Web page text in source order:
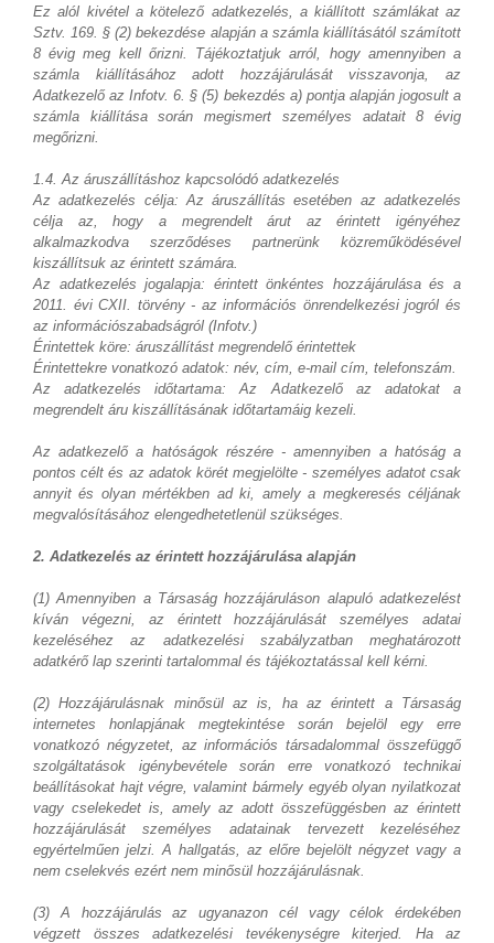
Ez alól kivétel a kötelező adatkezelés, a kiállított számlákat az
Sztv. 169. § (2) bekezdése alapján a számla kiállításától számított
8 évig meg kell őrizni. Tájékoztatjuk arról, hogy amennyiben a
számla kiállításához adott hozzájárulását visszavonja, az
Adatkezelő az Infotv. 6. § (5) bekezdés a) pontja alapján jogosult a
számla kiállítása során megismert személyes adatait 8 évig
megőrizni.
1.4. Az áruszállításhoz kapcsolódó adatkezelés
Az adatkezelés célja: Az áruszállítás esetében az adatkezelés
célja az, hogy a megrendelt árut az érintett igényéhez
alkalmazkodva szerződéses partnerünk közreműködésével
kiszállítsuk az érintett számára.
Az adatkezelés jogalapja: érintett önkéntes hozzájárulása és a
2011. évi CXII. törvény - az információs önrendelkezési jogról és
az információszabadságról (Infotv.)
Érintettek köre: áruszállítást megrendelő érintettek
Érintettekre vonatkozó adatok: név, cím, e-mail cím, telefonszám.
Az adatkezelés időtartama: Az Adatkezelő az adatokat a
megrendelt áru kiszállításának időtartamáig kezeli.
Az adatkezelő a hatóságok részére - amennyiben a hatóság a
pontos célt és az adatok körét megjelölte - személyes adatot csak
annyit és olyan mértékben ad ki, amely a megkeresés céljának
megvalósításához elengedhetetlenül szükséges.
2. Adatkezelés az érintett hozzájárulása alapján
(1) Amennyiben a Társaság hozzájáruláson alapuló adatkezelést
kíván végezni, az érintett hozzájárulását személyes adatai
kezeléséhez az adatkezelési szabályzatban meghatározott
adatkérő lap szerinti tartalommal és tájékoztatással kell kérni.
(2) Hozzájárulásnak minősül az is, ha az érintett a Társaság
internetes honlapjának megtekintése során bejelöl egy erre
vonatkozó négyzetet, az információs társadalommal összefüggő
szolgáltatások igénybevétele során erre vonatkozó technikai
beállításokat hajt végre, valamint bármely egyéb olyan nyilatkozat
vagy cselekedet is, amely az adott összefüggésben az érintett
hozzájárulását személyes adatainak tervezett kezeléséhez
egyértelműen jelzi. A hallgatás, az előre bejelölt négyzet vagy a
nem cselekvés ezért nem minősül hozzájárulásnak.
(3) A hozzájárulás az ugyanazon cél vagy célok érdekében
végzett összes adatkezelési tevékenységre kiterjed. Ha az